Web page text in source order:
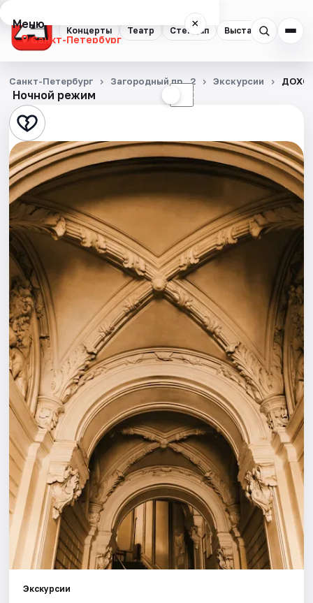
Концерты Театр Стендап Выставки
Меню ×
Санкт-Петербург
Концерты
Театр
Стендап
Выставки
Квесты
Экскурсии
Спорт
События
Города
Площадки
Артисты
Рейтинги
Ночной режим ☾
Санкт-Петербург Загородный пр., 2 Экскурсии
Экскурсии